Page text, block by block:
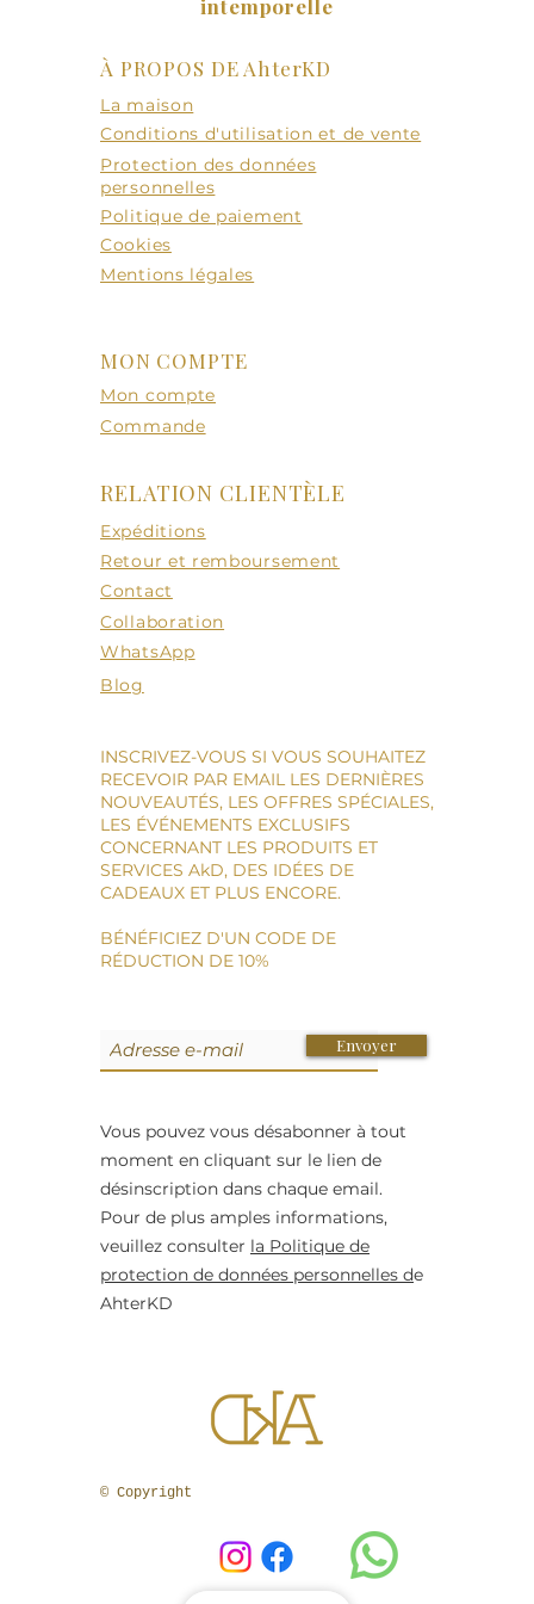
intemporelle
À PROPOS DE AhterKD
La maison
Conditions d'utilisation et de vente
Protection des données
personnelles
Politique de paiement
Cookies
Mentions légales
MON COMPTE
Mon compte
Commande
RELATION CLIENTÈLE
Expéditions
Retour et remboursement
Contact
Collaboration
WhatsApp
Blog
INSCRIVEZ-VOUS SI VOUS SOUHAITEZ
RECEVOIR PAR EMAIL LES DERNIÈRES
NOUVEAUTÉS, LES OFFRES SPÉCIALES,
LES ÉVÉNEMENTS EXCLUSIFS
CONCERNANT LES PRODUITS ET
SERVICES AkD, DES IDÉES DE
CADEAUX ET PLUS ENCORE.
BÉNÉFICIEZ D'UN CODE DE
RÉDUCTION DE 10%
Envoyer
Vous pouvez vous désabonner à tout
moment en cliquant sur le lien de
désinscription dans chaque email.
Pour de plus amples informations,
veuillez consulter la Politique de
protection de données personnelles de
AhterKD
© Copyright